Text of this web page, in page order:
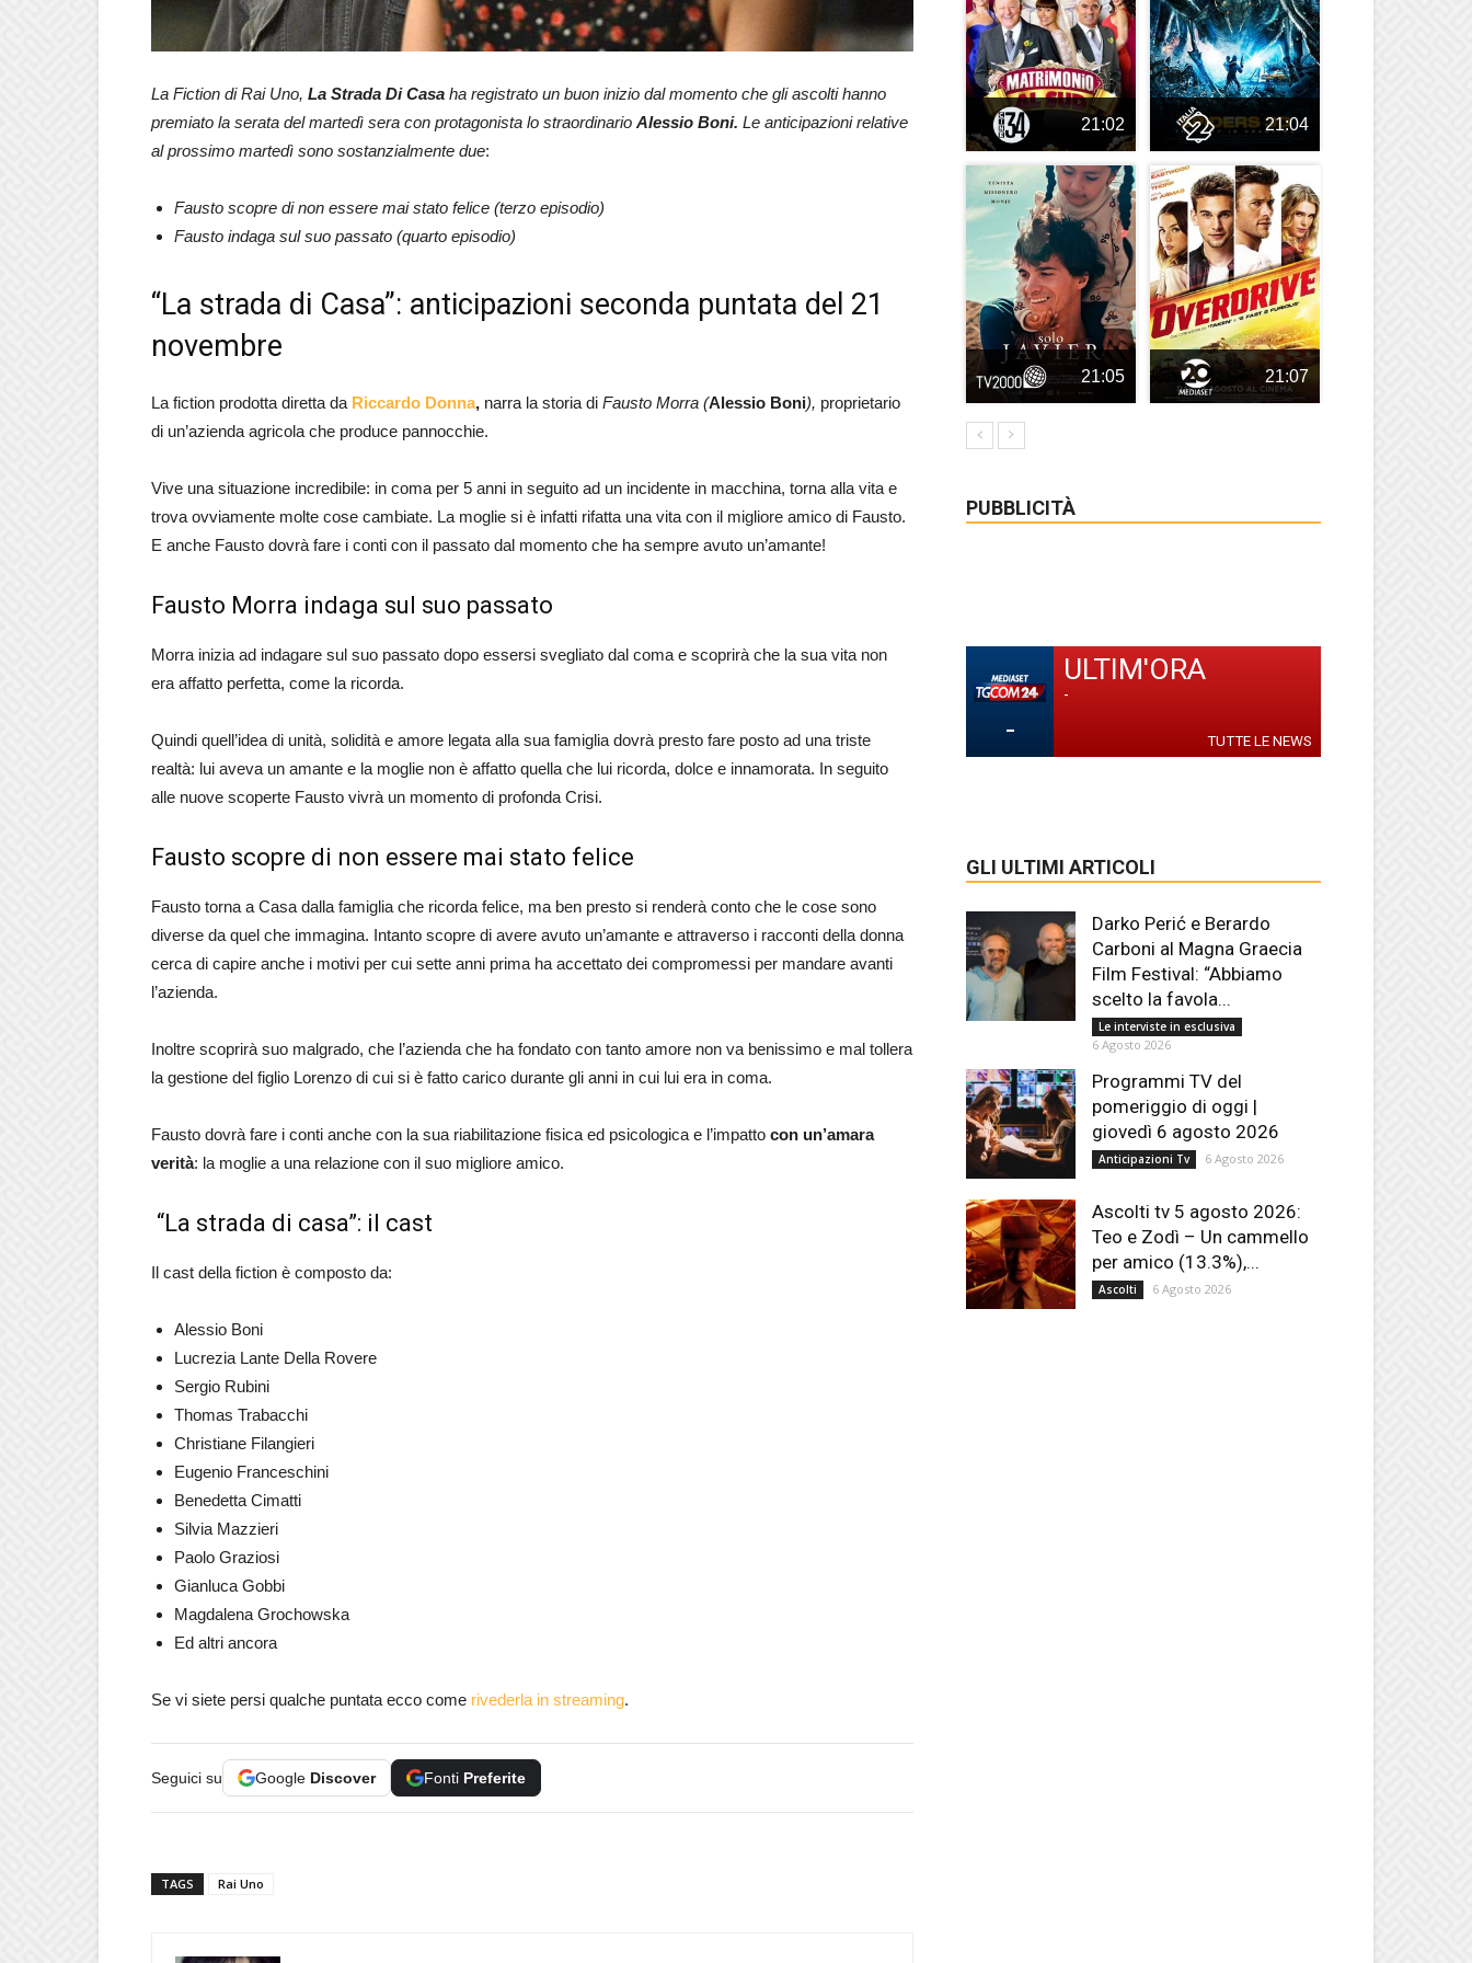
La Fiction di Rai Uno, La Strada Di Casa ha registrato un buon inizio dal momento che gli ascolti hanno
premiato la serata del martedì sera con protagonista lo straordinario Alessio Boni. Le anticipazioni relative
al prossimo martedì sono sostanzialmente due:
Fausto scopre di non essere mai stato felice (terzo episodio)
Fausto indaga sul suo passato (quarto episodio)
“La strada di Casa”: anticipazioni seconda puntata del 21
novembre
La fiction prodotta diretta da Riccardo Donna, narra la storia di Fausto Morra (Alessio Boni), proprietario
di un’azienda agricola che produce pannocchie.
Vive una situazione incredibile: in coma per 5 anni in seguito ad un incidente in macchina, torna alla vita e
trova ovviamente molte cose cambiate. La moglie si è infatti rifatta una vita con il migliore amico di Fausto.
E anche Fausto dovrà fare i conti con il passato dal momento che ha sempre avuto un’amante!
Fausto Morra indaga sul suo passato
Morra inizia ad indagare sul suo passato dopo essersi svegliato dal coma e scoprirà che la sua vita non
era affatto perfetta, come la ricorda.
Quindi quell’idea di unità, solidità e amore legata alla sua famiglia dovrà presto fare posto ad una triste
realtà: lui aveva un amante e la moglie non è affatto quella che lui ricorda, dolce e innamorata. In seguito
alle nuove scoperte Fausto vivrà un momento di profonda Crisi.
Fausto scopre di non essere mai stato felice
Fausto torna a Casa dalla famiglia che ricorda felice, ma ben presto si renderà conto che le cose sono
diverse da quel che immagina. Intanto scopre di avere avuto un’amante e attraverso i racconti della donna
cerca di capire anche i motivi per cui sette anni prima ha accettato dei compromessi per mandare avanti
l’azienda.
Inoltre scoprirà suo malgrado, che l’azienda che ha fondato con tanto amore non va benissimo e mal tollera
la gestione del figlio Lorenzo di cui si è fatto carico durante gli anni in cui lui era in coma.
Fausto dovrà fare i conti anche con la sua riabilitazione fisica ed psicologica e l’impatto con un’amara
verità: la moglie a una relazione con il suo migliore amico.
“La strada di casa”: il cast
Il cast della fiction è composto da:
Alessio Boni
Lucrezia Lante Della Rovere
Sergio Rubini
Thomas Trabacchi
Christiane Filangieri
Eugenio Franceschini
Benedetta Cimatti
Silvia Mazzieri
Paolo Graziosi
Gianluca Gobbi
Magdalena Grochowska
Ed altri ancora
Se vi siete persi qualche puntata ecco come rivederla in streaming.
Seguici su Google Discover Fonti Preferite
TAGS Rai Uno
21:02 21:04
21:05 21:07
PUBBLICITÀ
-
ULTIM'ORA
-
TUTTE LE NEWS
GLI ULTIMI ARTICOLI
Darko Perić e Berardo
Carboni al Magna Graecia
Film Festival: “Abbiamo
scelto la favola...
Le interviste in esclusiva
6 Agosto 2026
Programmi TV del
pomeriggio di oggi |
giovedì 6 agosto 2026
Anticipazioni Tv 6 Agosto 2026
Ascolti tv 5 agosto 2026:
Teo e Zodì – Un cammello
per amico (13.3%),...
Ascolti 6 Agosto 2026